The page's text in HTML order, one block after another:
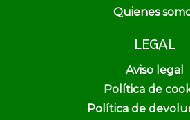
Quienes
LEGAL
Aviso legal
Política de
Política de